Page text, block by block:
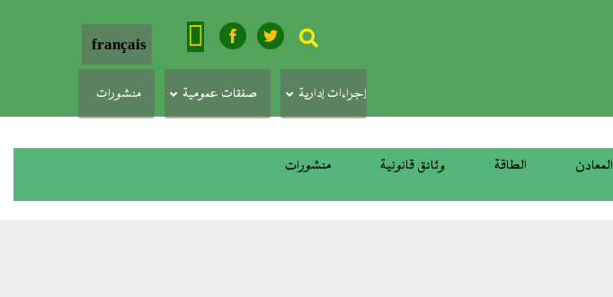
français
منشورات صفقات عمومية إجراءات إدارية
المعادن الطاقة وثائق قانونية منشورات